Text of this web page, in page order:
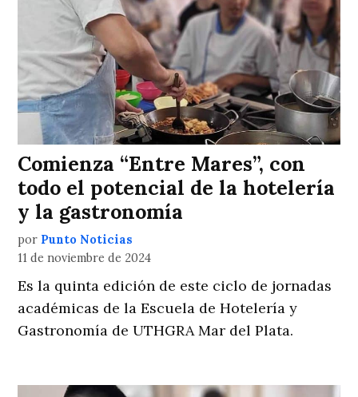
Comienza “Entre Mares”, con
todo el potencial de la hotelería
y la gastronomía
por Punto Noticias
11 de noviembre de 2024
Es la quinta edición de este ciclo de jornadas
académicas de la Escuela de Hotelería y
Gastronomía de UTHGRA Mar del Plata.